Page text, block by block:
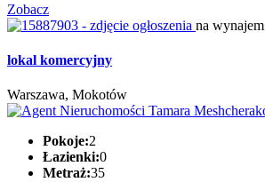
Zobacz
na wynajem
lokal komercyjny
Warszawa, Mokotów
Pokoje:2
Łazienki:0
Metraż:35